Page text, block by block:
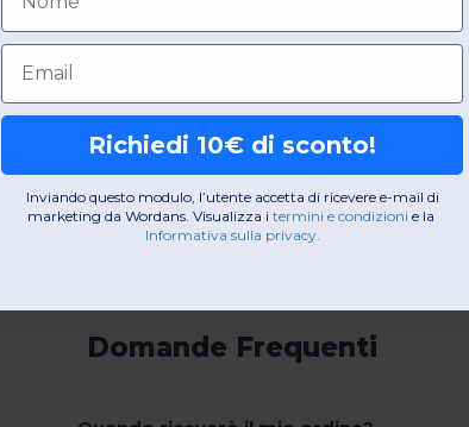
Domande Frequenti
Email
Richiedi 10€ di sconto!
Inviando questo modulo, l’utente accetta di ricevere e-mail di
marketing da Wordans. Visualizza i termini e condizioni e la
Informativa sulla privacy.